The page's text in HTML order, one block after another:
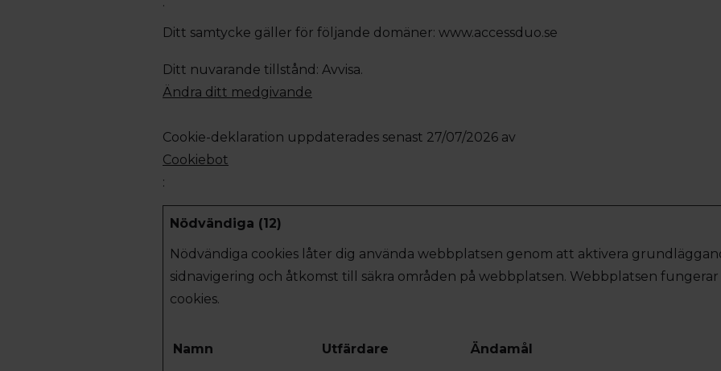
Ditt samtycke gäller för följande domäner: www.accessduo.se
Ditt nuvarande tillstånd: Avvisa.
Ändra ditt medgivande
Cookie-deklaration uppdaterades senast 27/07/2026 av
Cookiebot
:
Nödvändiga (12)
Nödvändiga cookies låter dig använda webbplatsen genom att aktivera
sidnavigering och åtkomst till säkra områden på webbplatsen. Webbplatsen
cookies.
Namn Utfärdare Ändamål